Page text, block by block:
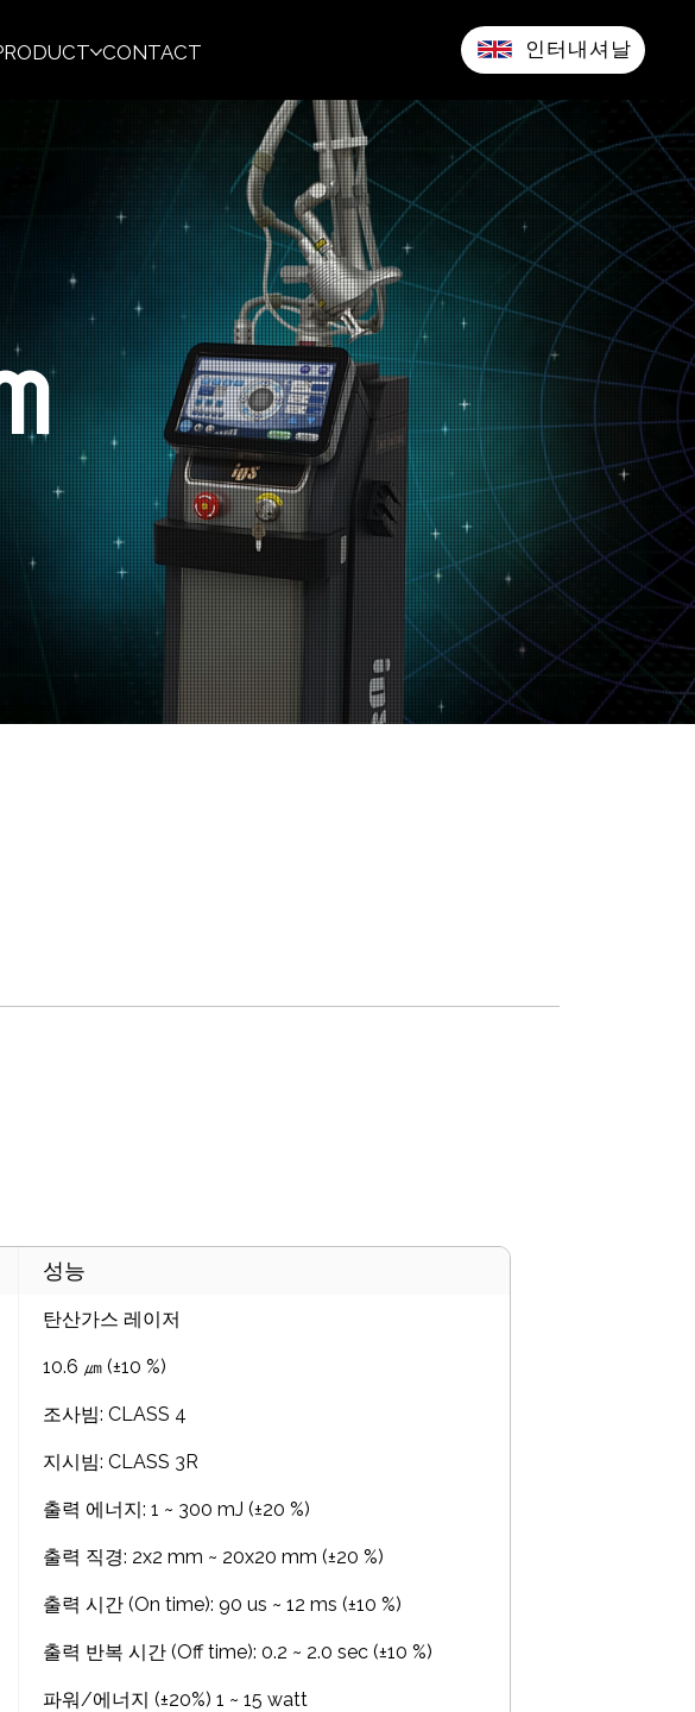
CONTACT 인터내셔날
성능
탄산가스 레이저
10.6 ㎛ (±10 %)
조사빔: CLASS 4
지시빔: CLASS 3R
출력 에너지: 1 ~ 300 mJ (±20 %)
출력 직경: 2x2 mm ~ 20x20 mm (±20 %)
출력 시간 (On time): 90 us ~ 12 ms (±10 %)
출력 반복 시간 (Off time): 0.2 ~ 2.0 sec (±10 %)
파워/에너지 (±20%) 1 ~ 15 watt